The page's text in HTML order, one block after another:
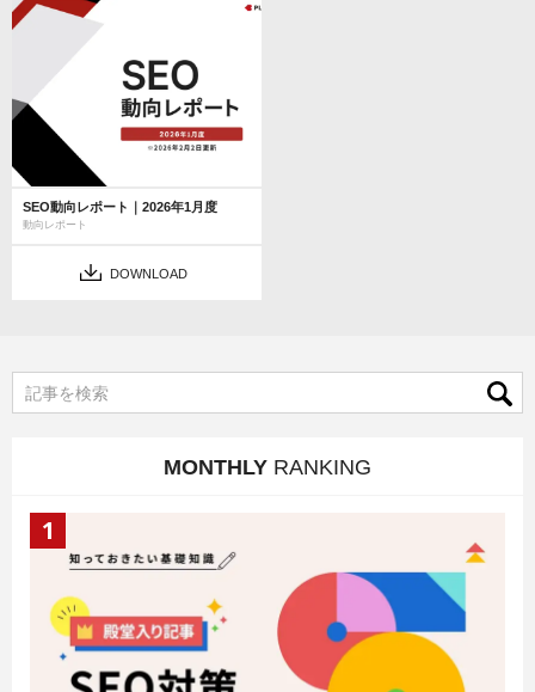
SEO動向レポート｜2026年1月度
動向レポート
DOWNLOAD
MONTHLY RANKING